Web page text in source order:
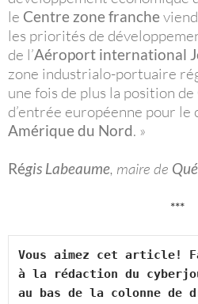
le Centre zone franche
les priorités de
de l’Aéroport international
zone industrialo-portuaire
une fois de plus la position de
d’entrée européenne pour le
Amérique du Nord. »
Régis Labeaume, maire de
***
Vous aimez cet article!
à la rédaction du
au bas de la colonne de